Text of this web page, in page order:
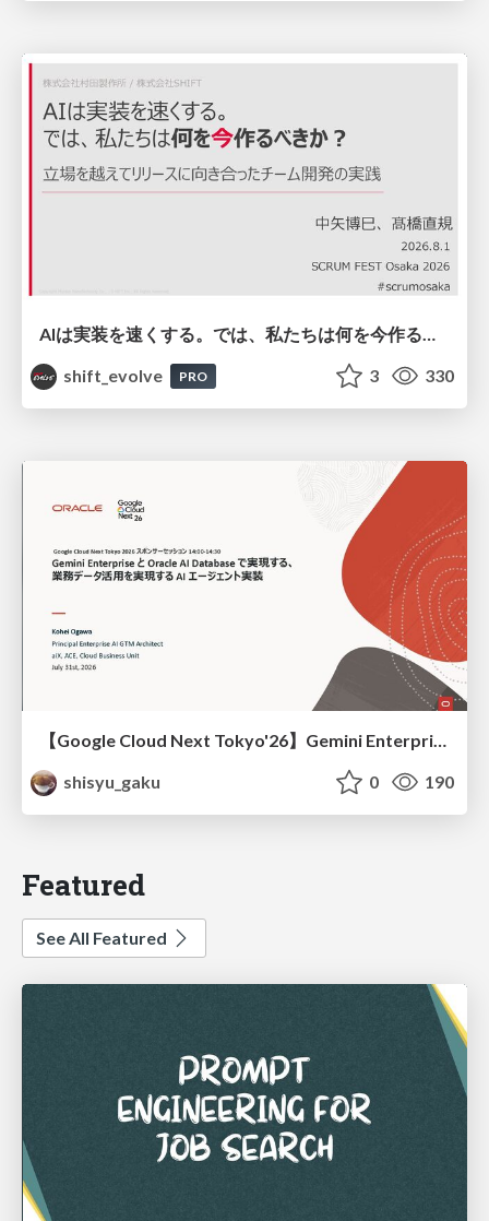
shift_evolve
PRO 3 330
【Google Cloud Next Tokyo'26】Gemini Enterprise と Oracle AI Database で実現する、 業務データ活用を実現する AI エージェント実装
shisyu_gaku
0 190
Featured
See All Featured